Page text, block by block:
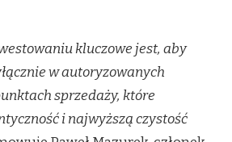
kluczowe jest, aby
w autoryzowanych
sprzedaży, które
i najwyższą czystość